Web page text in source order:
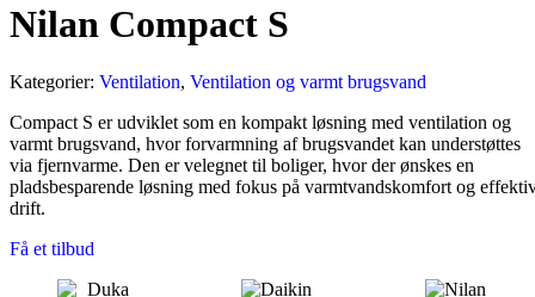
Nilan Compact S
Kategorier: Ventilation, Ventilation og varmt brugsvand
Compact S er udviklet som en kompakt løsning med ventilation og
varmt brugsvand, hvor forvarmning af brugsvandet kan understøttes
via fjernvarme. Den er velegnet til boliger, hvor der ønskes en
pladsbesparende løsning med fokus på varmtvandskomfort og
drift.
Få et tilbud